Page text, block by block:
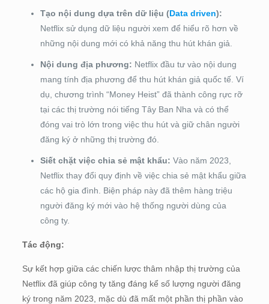
Tạo nội dung dựa trên dữ liệu (Data driven):
Netflix sử dụng dữ liệu người xem để hiểu rõ hơn về
những nội dung mới có khả năng thu hút khán giả.
Nội dung địa phương: Netflix đầu tư vào nội dung
mang tính địa phương để thu hút khán giả quốc tế. Ví
dụ, chương trình “Money Heist” đã thành công rực rỡ
tại các thị trường nói tiếng Tây Ban Nha và có thể
đóng vai trò lớn trong việc thu hút và giữ chân người
đăng ký ở những thị trường đó.
Siết chặt việc chia sẻ mật khẩu: Vào năm 2023,
Netflix thay đổi quy định về việc chia sẻ mật khẩu giữa
các hộ gia đình. Biện pháp này đã thêm hàng triệu
người đăng ký mới vào hệ thống người dùng của
công ty.
Tác động:
Sự kết hợp giữa các chiến lược thâm nhập thị trường của
Netflix đã giúp công ty tăng đáng kể số lượng người đăng
ký trong năm 2023, mặc dù đã mất một phần thị phần vào